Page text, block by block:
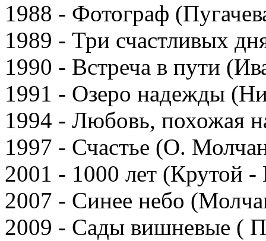
1988 - Фотограф
1989 - Три счастливых
1990 - Встреча в пути
1991 - Озеро надежды
1994 - Любовь, похожая
1997 - Счастье (О.
2001 - 1000 лет (Крутой -
2007 - Синее небо
2009 - Сады вишневые (